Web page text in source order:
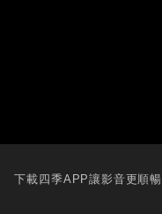
下載四季APP讓影音更順暢